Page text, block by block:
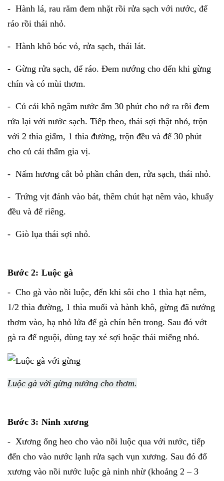
- Hành lá, rau răm đem nhặt rồi rửa sạch với nước, để
ráo rồi thái nhỏ.
- Hành khô bóc vỏ, rửa sạch, thái lát.
- Gừng rửa sạch, để ráo. Đem nướng cho đến khi gừng
chín và có mùi thơm.
- Củ cải khô ngâm nước ấm 30 phút cho nở ra rồi đem
rửa lại với nước sạch. Tiếp theo, thái sợi thật nhỏ, trộn
với 2 thìa giấm, 1 thìa đường, trộn đều và để 30 phút
cho củ cải thấm gia vị.
- Nấm hương cắt bỏ phần chân đen, rửa sạch, thái nhỏ.
- Trứng vịt đánh vào bát, thêm chút hạt nêm vào, khuấy
đều và để riêng.
- Giò lụa thái sợi nhỏ.
Bước 2: Luộc gà
- Cho gà vào nồi luộc, đến khi sôi cho 1 thìa hạt nêm,
1/2 thìa đường, 1 thìa muối và hành khô, gừng đã nướng
thơm vào, hạ nhỏ lửa để gà chín bên trong. Sau đó vớt
gà ra để nguội, dùng tay xé sợi hoặc thái miếng nhỏ.
Luộc gà với gừng nướng cho thơm.
Bước 3: Ninh xương
- Xương ống heo cho vào nồi luộc qua với nước, tiếp
đến cho vào nước lạnh rửa sạch vụn xương. Sau đó đổ
xương vào nồi nước luộc gà ninh nhừ (khoảng 2 – 3